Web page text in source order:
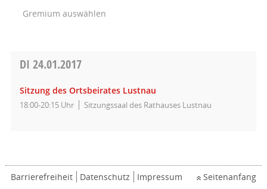
Gremium auswählen
DI 24.01.2017
Sitzung des Ortsbeirates Lustnau
18:00-20:15 Uhr Sitzungssaal des Rathauses Lustnau
Barrierefreiheit Datenschutz Impressum Seitenanfang